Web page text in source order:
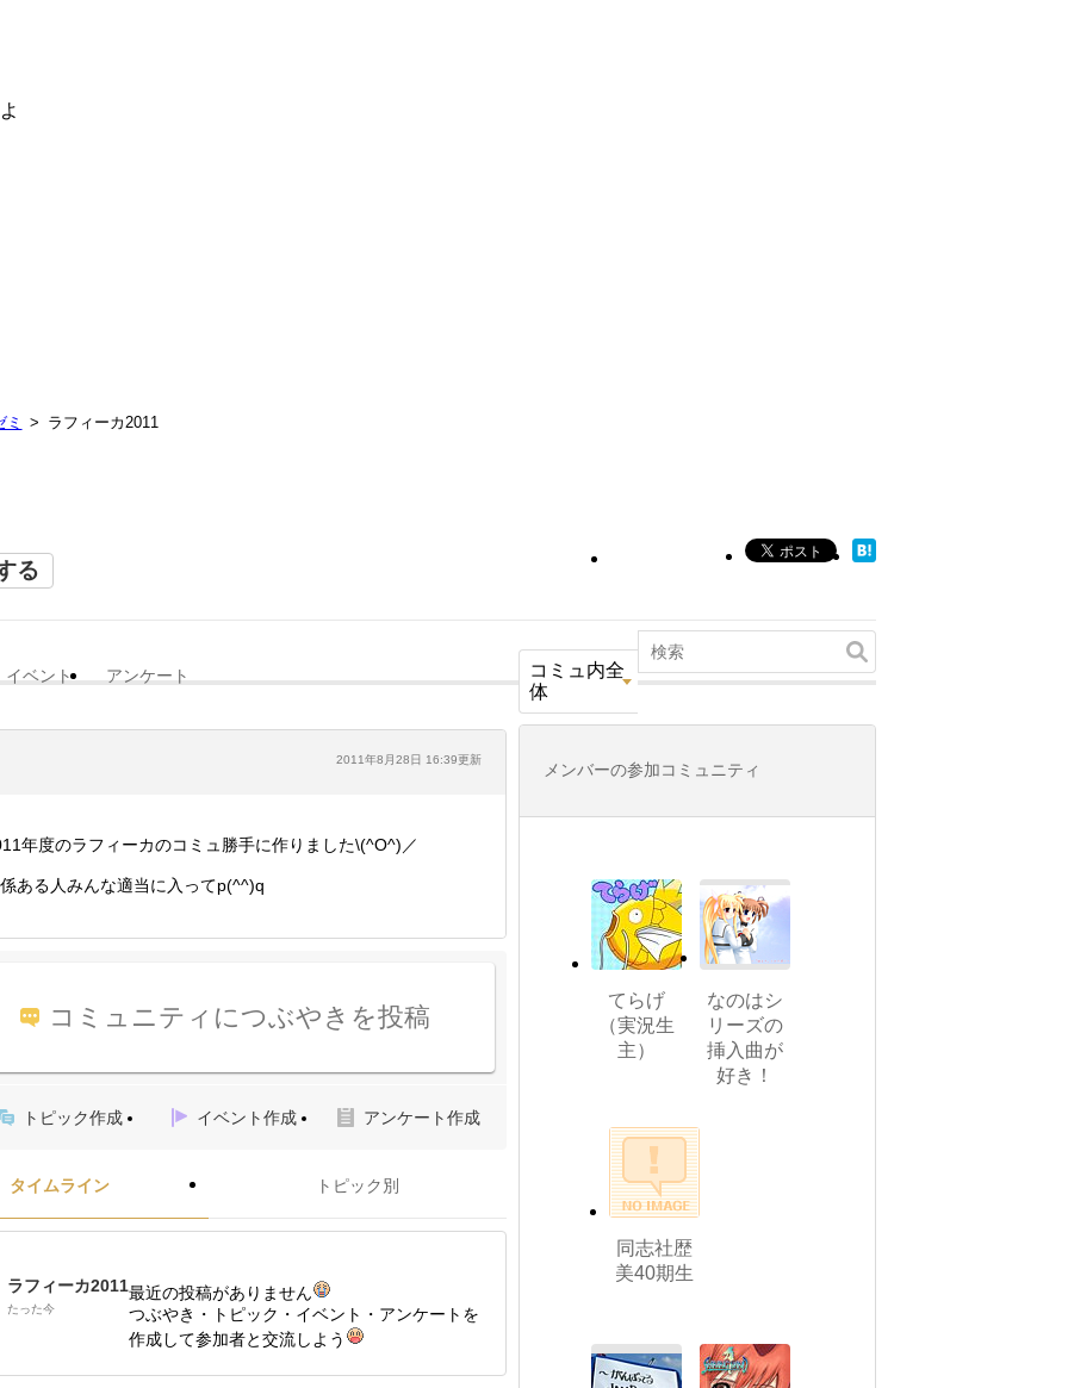
ミ ラフィーカ2011
る
イベント アンケート
コミュ内全
体
2011年8月28日 16:39更新
年度のラフィーカのコミュ勝手に作りました\(^O^)／
ある人みんな適当に入ってp(^^)q
コミュニティにつぶやきを投稿
トピック作成 イベント作成 アンケート作成
タイムライン トピック別
ラフィーカ2011
たった今
最近の投稿がありません
つぶやき・トピック・イベント・アンケートを
作成して参加者と交流しよう
メンバーの参加コミュニティ
てらげ
（実況生
主）
なのはシ
リーズの
挿入曲が
好き！
同志社歴
美40期生